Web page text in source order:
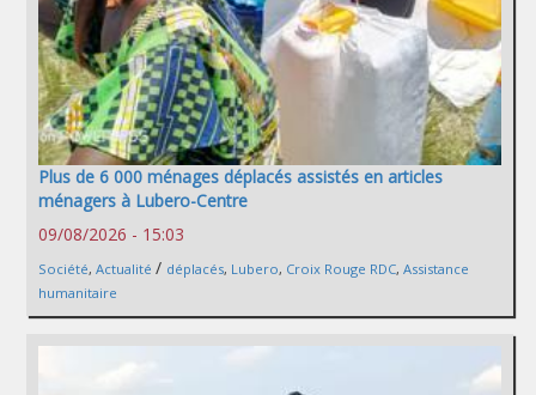
Plus de 6 000 ménages déplacés assistés en articles
ménagers à Lubero-Centre
09/08/2026 - 15:03
Société, Actualité / déplacés, Lubero, Croix Rouge RDC, Assistance
humanitaire